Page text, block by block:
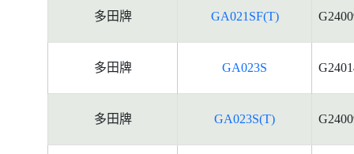
多田牌 GA021SF(T)
多田牌 GA023S
多田牌 GA023S(T)